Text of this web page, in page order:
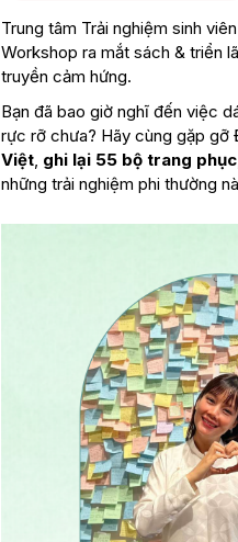
Trung tâm Trải nghiệm sinh
Workshop ra mắt sách & triển
truyền cảm hứng.
Bạn đã bao giờ nghĩ đến việc
rực rỡ chưa? Hãy cùng gặp gỡ
Việt, ghi lại 55 bộ trang phục
những trải nghiệm phi thường